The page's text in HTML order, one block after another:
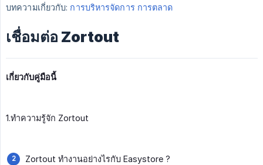
บทความเกี่ยวกับ: การบริหารจัดการ การตลาด
เชื่อมต่อ Zortout
เกี่ยวกับคู่มือนี้
1.ทำความรู้จัก Zortout
Zortout ทำงานอย่างไรกับ Easystore ?